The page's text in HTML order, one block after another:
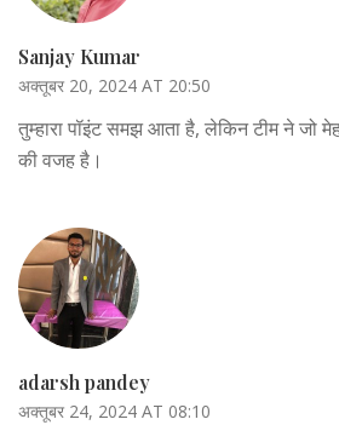
Sanjay Kumar
अक्तूबर 20, 2024 AT 20:50
तुम्हारा पॉइंट समझ आता है, लेकिन टीम ने जो
की वजह है।
adarsh pandey
अक्तूबर 24, 2024 AT 08:10